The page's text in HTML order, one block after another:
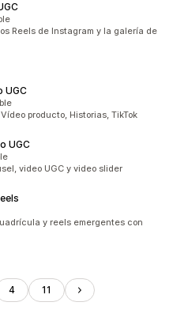
Reels de Instagram y la galería de
UGC
producto, Historias, TikTok
UGC
video UGC y video slider
y reels emergentes con
4 11